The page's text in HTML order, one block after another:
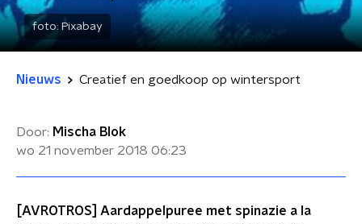
foto: Pixabay
Nieuws Creatief en goedkoop op wintersport
Door: Mischa Blok
wo 21 november 2018 06:23
[AVROTROS] Aardappelpuree met spinazie a la